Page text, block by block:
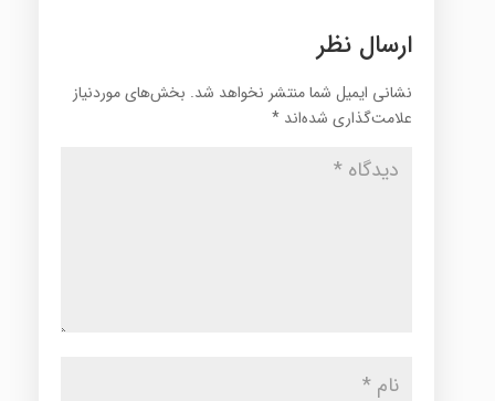
ارسال نظر
نشانی ایمیل شما منتشر نخواهد شد. بخش‌های موردنیاز
علامت‌گذاری شده‌اند *